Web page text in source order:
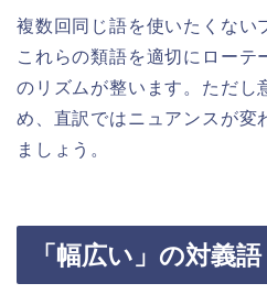
複数回同じ語を使いたくない
これらの類語を適切にローテ
のリズムが整います。ただし
め、直訳ではニュアンスが変
ましょう。
「幅広い」の対義